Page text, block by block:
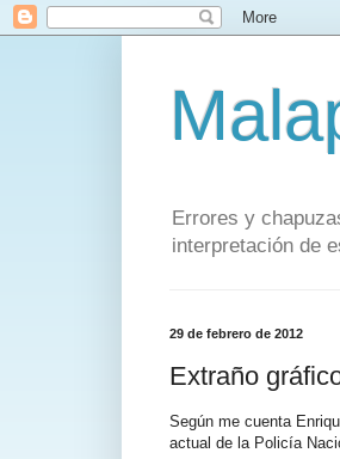
Errores y
interpretación de
29 de febrero de 2012
Extraño
Según me cuenta
actual de la Policía